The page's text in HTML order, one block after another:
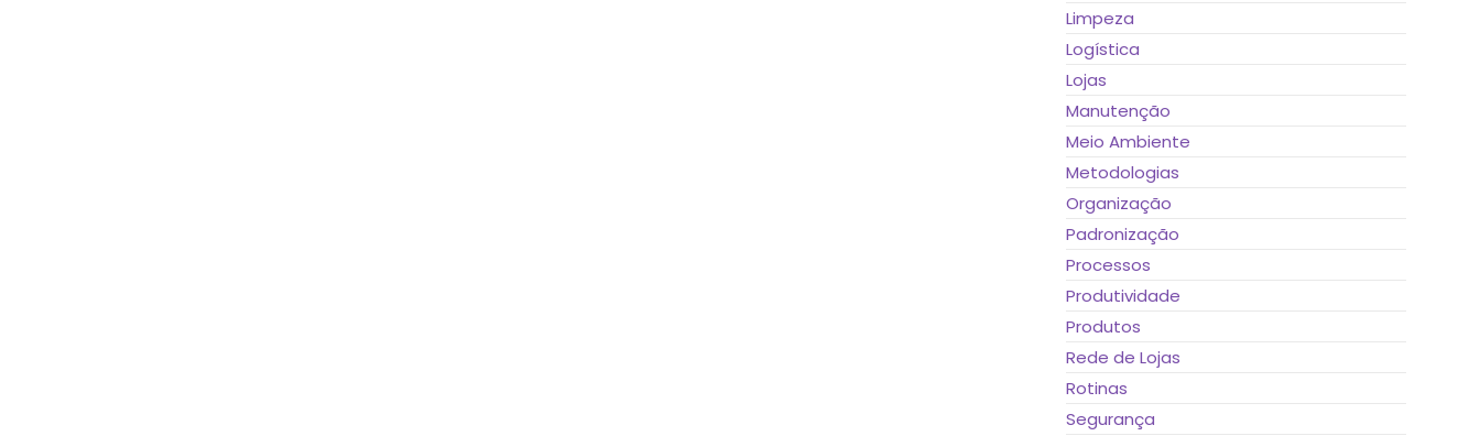
Limpeza
Logística
Lojas
Manutenção
Meio Ambiente
Metodologias
Organização
Padronização
Processos
Produtividade
Produtos
Rede de Lojas
Rotinas
Segurança